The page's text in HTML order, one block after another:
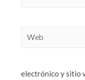
electrónico y sitio